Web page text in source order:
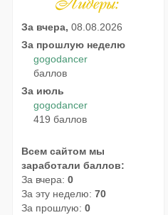
За вчера, 08.08.2026
За прошлую неделю
gogodancer
баллов
За июль
gogodancer
419 баллов
Всем сайтом мы
заработали баллов:
За вчера: 0
За эту неделю: 70
За прошлую: 0